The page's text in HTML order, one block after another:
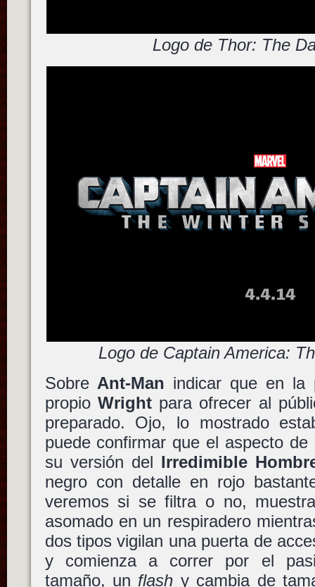
Logo de Thor: The
Logo de Captain America:
Sobre Ant-Man indicar que en la
propio Wrightpara ofrecer al
preparado. Ojo, lo mostrado
puede confirmar que el aspecto
su versión del Irredimible
negro con detalle en rojo
veremos si se filtra o no,
asomado en un respiradero
dos tipos vigilan una puerta de
y comienza a correr por el
tamaño, un flash y cambia de